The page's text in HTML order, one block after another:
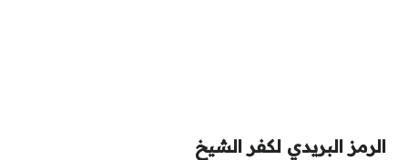
الرمز البريدي لكفر الشيخ